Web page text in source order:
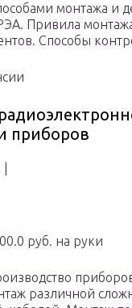
монтажа и
Привила
Способы
приборов
руб. на руки
различной